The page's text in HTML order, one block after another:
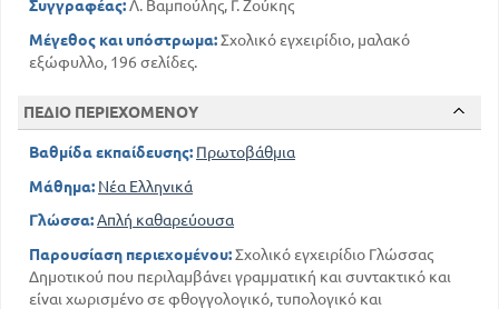
ΤΥΠΟΛΟΓΙΚΟ
Μέρη του λόγου
Κλιτά και άκλιτα μέρη του λόγου
25
Κατάληξη θέμα χαρακτήρας
Πτώσεις
Γένος - Αριθμός - Κλήση
ΚΕΦΑΛΑΙΟ ΔΕΥΤΕΡΟ
Ονόματα ουσιαστικιά
29
Συγγραφέας:Λ. Βαμπούλης, Γ. Ζούκης
Μέγεθος και υπόστρωμα:Σχολικό εγχειρίδιο, μαλακό
εξώφυλλο, 196 σελίδες.
ΠΕΔΙΟ ΠΕΡΙΕΧΟΜΕΝΟΥ
Βαθμίδα εκπαίδευσης: Πρωτοβάθμια
Μάθημα: Νέα Ελληνικά
Γλώσσα:Απλή καθαρεύουσα
Παρουσίαση περιεχομένου:Σχολικό εγχειρίδιο Γλώσσας
Δημοτικού που περιλαμβάνει γραμματική και συντακτικό και
είναι χωρισμένο σε φθογγολογικό, τυπολογικό και